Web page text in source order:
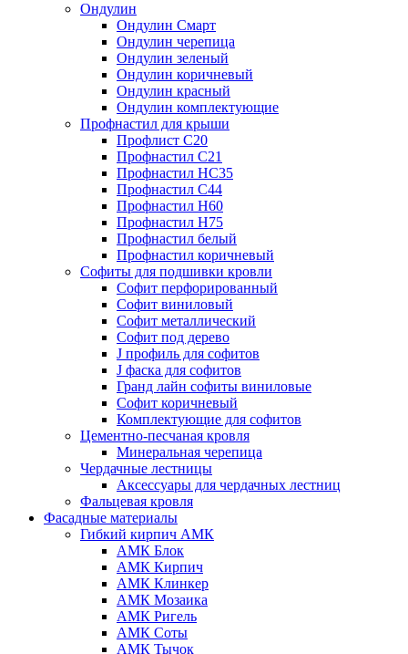
Ондулин
Ондулин Смарт
Ондулин черепица
Ондулин зеленый
Ондулин коричневый
Ондулин красный
Ондулин комплектующие
Профнастил для крыши
Профлист С20
Профнастил С21
Профнастил НС35
Профнастил С44
Профнастил Н60
Профнастил Н75
Профнастил белый
Профнастил коричневый
Софиты для подшивки кровли
Cофит перфорированный
Софит виниловый
Софит металлический
Софит под дерево
J профиль для софитов
J фаска для софитов
Гранд лайн софиты виниловые
Софит коричневый
Комплектующие для софитов
Цементно-песчаная кровля
Минеральная черепица
Чердачные лестницы
Аксессуары для чердачных лестниц
Фальцевая кровля
Фасадные материалы
Гибкий кирпич АМК
АМК Блок
АМК Кирпич
АМК Клинкер
АМК Мозаика
АМК Ригель
АМК Соты
АМК Тычок